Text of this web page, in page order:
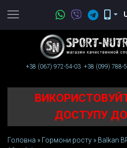
+38 (067) 972-54-03 +38 (099) 788-
ДОСТУПУ
Головна » Гормони росту » Balkan